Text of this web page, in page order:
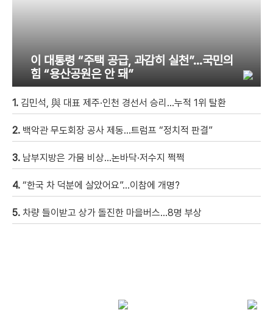
이 대통령 “주택 공급, 과감히 실천”…국민의
힘 “용산공원은 안 돼”
1. 김민석, 與 대표 제주·인천 경선서 승리…누적 1위 탈환
2. 백악관 무도회장 공사 제동…트럼프 “정치적 판결”
3. 남부지방은 가뭄 비상…논바닥·저수지 쩍쩍
4. “한국 차 덕분에 살았어요”…이참에 개명?
5. 차량 들이받고 상가 돌진한 마을버스…8명 부상